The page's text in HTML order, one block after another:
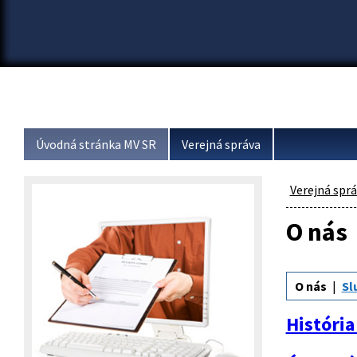
Úvodná stránka MV SR Verejná správa
Verejná
O nás
O nás